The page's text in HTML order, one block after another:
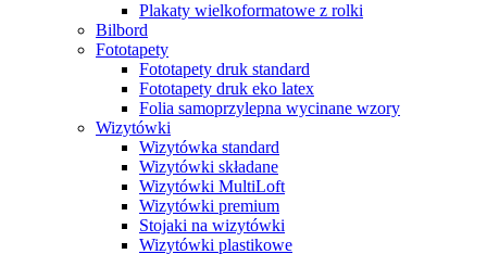
Plakaty wielkoformatowe z rolki
Bilbord
Fototapety
Fototapety druk standard
Fototapety druk eko latex
Folia samoprzylepna wycinane wzory
Wizytówki
Wizytówka standard
Wizytówki składane
Wizytówki MultiLoft
Wizytówki premium
Stojaki na wizytówki
Wizytówki plastikowe